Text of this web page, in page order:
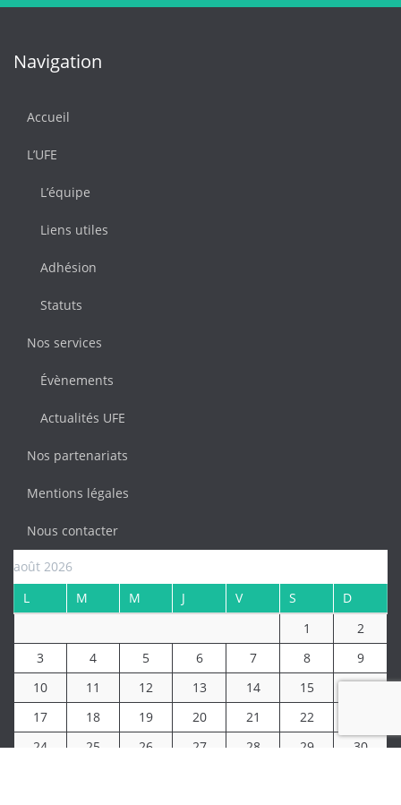
Navigation
Accueil
L’UFE
L’équipe
Liens utiles
Adhésion
Statuts
Nos services
Évènements
Actualités UFE
Nos partenariats
Mentions légales
Nous contacter
août 2026
L
M M J V S
D
1
2
3
4 5 6 7 8
9
10
11 12 13 14 15
16
17
18 19 20 21 22
24
25 26 27 28 29
30